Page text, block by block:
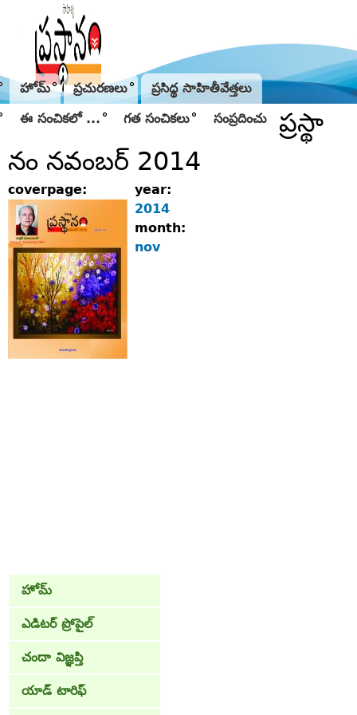
హోమ్ ప్రచురణలు ప్రసిద్థ సాహితీవేత్తలు
ఈ సంచికలో ... గత సంచికలు సంప్రదించు
ప్రస్థా
నం నవంబర్‌ 2014
coverpage:
year:
2014
month:
nov
హోమ్
ఎడిటర్ ప్రోపైల్
చందా విజ్ఞప్తి
యాడ్ టారిఫ్